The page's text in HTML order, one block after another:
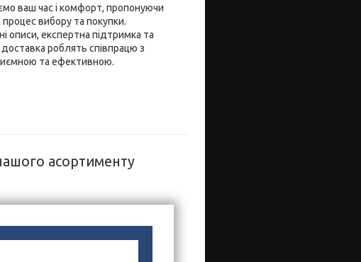
ваш час і комфорт, пропонуючи
процес вибору та покупки.
описи, експертна підтримка та
роблять співпрацю з
та ефективною.
асортименту